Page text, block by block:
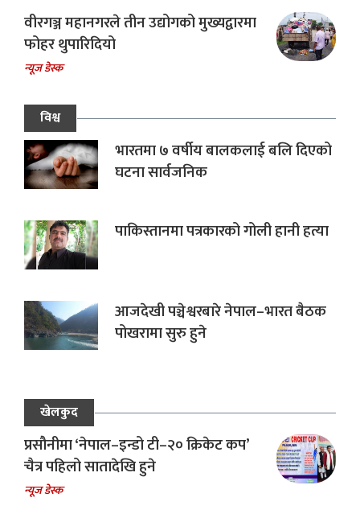
वीरगञ्ज महानगरले तीन उद्योगको मुख्यद्वारमा
फोहर थुपारिदियो
न्यूज डेस्क
विश्व
भारतमा ७ वर्षीय बालकलाई बलि दिएको
घटना सार्वजनिक
पाकिस्तानमा पत्रकारको गोली हानी हत्या
आजदेखी पञ्चेश्वरबारे नेपाल–भारत बैठक
पोखरामा सुरु हुने
खेलकुद
प्रसौनीमा ‘नेपाल–इन्डो टी–२० क्रिकेट कप’
चैत्र पहिलो सातादेखि हुने
न्यूज डेस्क